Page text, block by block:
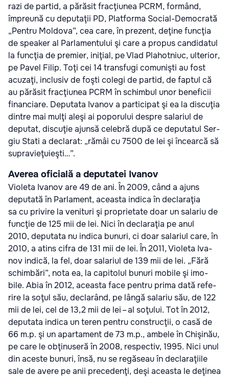
razi de par­tid, a pără­sit fra­cţiu­nea PCRM, for­mând,
împre­ună cu depu­ta­ţii PD, Plat­forma Social-Democrată
„Pen­tru Mol­dova”, cea care, în pre­zent, deţine fun­cţia
de spea­ker al Par­la­men­tu­lui şi care a pro­pus can­di­da­tul
la fun­cţia de pre­mier, ini­ţial, pe Vlad Pla­ho­t­niuc, ulte­rior,
pe Pavel Filip. Toţi cei 14 trans­fugi comu­ni­şti au fost
acu­zaţi, inclu­siv de foşti colegi de par­tid, de fap­tul că
au pără­sit fra­cţiu­nea PCRM în schim­bul unor bene­fi­cii
finan­ci­are. Depu­tata Iva­nov a par­ti­ci­pat şi ea la dis­cu­ţia
din­tre mai mulţi aleşi ai popo­ru­lui des­pre sala­riul de
depu­tat, dis­cu­ţie ajunsă cele­bră după ce depu­ta­tul Ser­
giu Stati a decla­rat: „rămâi cu 7500 de lei şi încearcă să
supra­vi­eţu­ieşti…”.
Averea oficială a deputatei Ivanov
Vio­leta Iva­nov are 49 de ani. În 2009, când a ajuns
depu­tată în Par­la­ment, aceasta indica în decla­ra­ţia
sa cu pri­vire la veni­turi şi pro­pri­e­tate doar un sala­riu de
fun­cţie de 125 mii de lei. Nici în decla­ra­ţia pe anul
2010, depu­tata nu indica bunuri, ci doar sala­riul care, în
2010, a atins cifra de 131 mii de lei. În 2011, Vio­leta Iva­
nov indică, la fel, doar sala­riul de 139 mii de lei. „Fără
schim­bări”, nota ea, la capi­to­lul bunuri mobile şi imo­
bile. Abia în 2012, aceasta face pen­tru prima dată refe­
rire la soţul său, decla­rând, pe lângă sala­riu său, de 122
mii de lei, cel de 13,2 mii de lei – al soţu­lui. Tot în 2012,
depu­tata indica un teren pen­tru con­stru­cţii, o casă de
66 m.p. şi un apar­ta­ment de 73 m.p., ambele în Chi­şi­nău,
pe care le obţi­nu­seră în 2008, res­pec­tiv, 1995. Nici unul
din aceste bunuri, însă, nu se regă­seau în decla­ra­ţi­ile
sale de avere pe anii pre­ce­denţi, deşi aceasta le deţi­nea